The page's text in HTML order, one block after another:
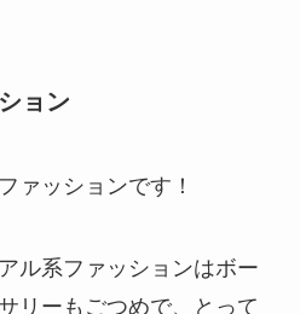
ョン
ァッションです！
ル系ファッションはボー
リーもごつめで、とって